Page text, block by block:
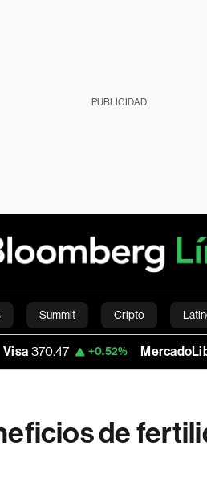
PUBLICIDAD
Summit Cripto
Economía Estilo de vida
+0.52% MercadoLibre 1,824.26
de